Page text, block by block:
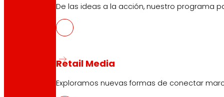
De las ideas a la acción, nuestro programa
Retail Media
Exploramos nuevas formas de conectar